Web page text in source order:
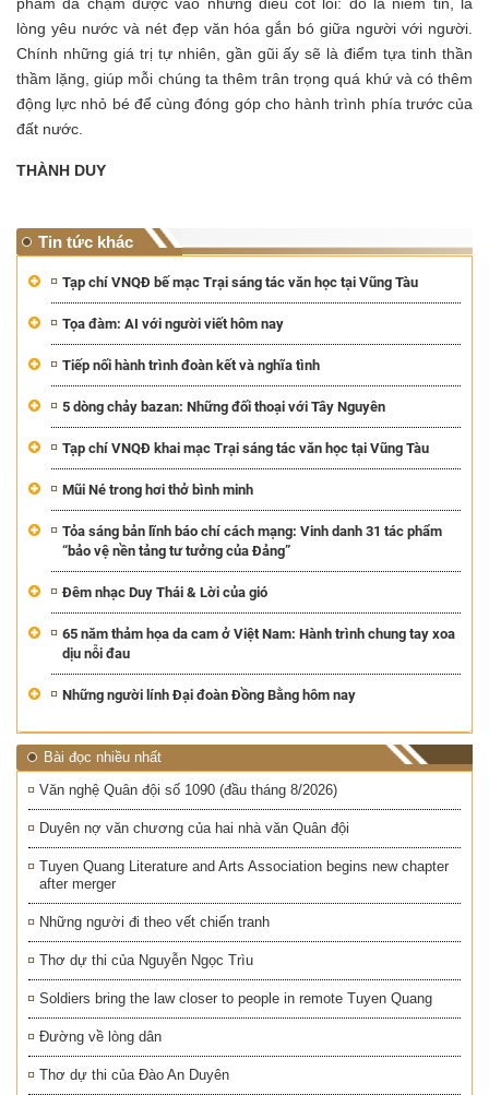
lòng yêu nước và nét đẹp văn hóa gắn bó giữa người với người.
Chính những giá trị tự nhiên, gần gũi ấy sẽ là điểm tựa tinh thần
thầm lặng, giúp mỗi chúng ta thêm trân trọng quá khứ và có thêm
động lực nhỏ bé để cùng đóng góp cho hành trình phía trước của
đất nước.
THÀNH DUY
Tin tức khác
Tạp chí VNQĐ bế mạc Trại sáng tác văn học tại Vũng Tàu
Tọa đàm: AI với người viết hôm nay
Tiếp nối hành trình đoàn kết và nghĩa tình
5 dòng chảy bazan: Những đối thoại với Tây Nguyên
Tạp chí VNQĐ khai mạc Trại sáng tác văn học tại Vũng Tàu
Mũi Né trong hơi thở bình minh
Tỏa sáng bản lĩnh báo chí cách mạng: Vinh danh 31 tác phẩm
“bảo vệ nền tảng tư tưởng của Đảng”
Đêm nhạc Duy Thái & Lời của gió
65 năm thảm họa da cam ở Việt Nam: Hành trình chung tay xoa
dịu nỗi đau
Những người lính Đại đoàn Đồng Bằng hôm nay
Bài đọc nhiều nhất
Văn nghệ Quân đội số 1090 (đầu tháng 8/2026)
Duyên nợ văn chương của hai nhà văn Quân đội
Tuyen Quang Literature and Arts Association begins new chapter
after merger
Những người đi theo vết chiến tranh
Thơ dự thi của Nguyễn Ngọc Trìu
Soldiers bring the law closer to people in remote Tuyen Quang
Đường về lòng dân
Thơ dự thi của Đào An Duyên